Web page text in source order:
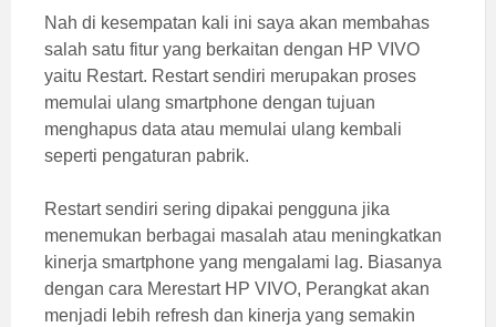
Nah di kesempatan kali ini saya akan membahas
salah satu fitur yang berkaitan dengan HP VIVO
yaitu Restart. Restart sendiri merupakan proses
memulai ulang smartphone dengan tujuan
menghapus data atau memulai ulang kembali
seperti pengaturan pabrik.
Restart sendiri sering dipakai pengguna jika
menemukan berbagai masalah atau meningkatkan
kinerja smartphone yang mengalami lag. Biasanya
dengan cara Merestart HP VIVO, Perangkat akan
menjadi lebih refresh dan kinerja yang semakin